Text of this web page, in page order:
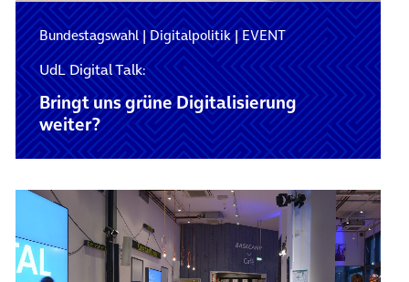
Bundestagswahl|Digitalpolitik|EVENT
UdL Digital Talk:
Bringt uns grüne Digitalisierung
weiter?